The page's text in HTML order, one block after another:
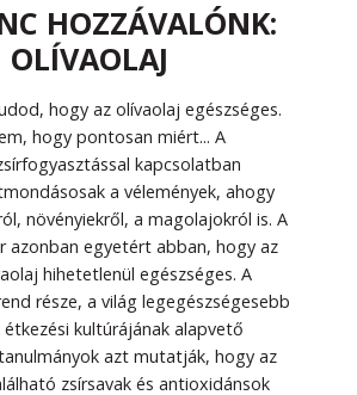
HOZZÁVALÓNK:
OLÍVAOLAJ
hogy az olívaolaj egészséges.
hogy pontosan miért... A
kapcsolatban
a vélemények, ahogy
növényiekről, a magolajokról is. A
azonban egyetért abban, hogy az
hihetetlenül egészséges. A
része, a világ legegészségesebb
kultúrájának alapvető
azt mutatják, hogy az
zsírsavak és antioxidánsok